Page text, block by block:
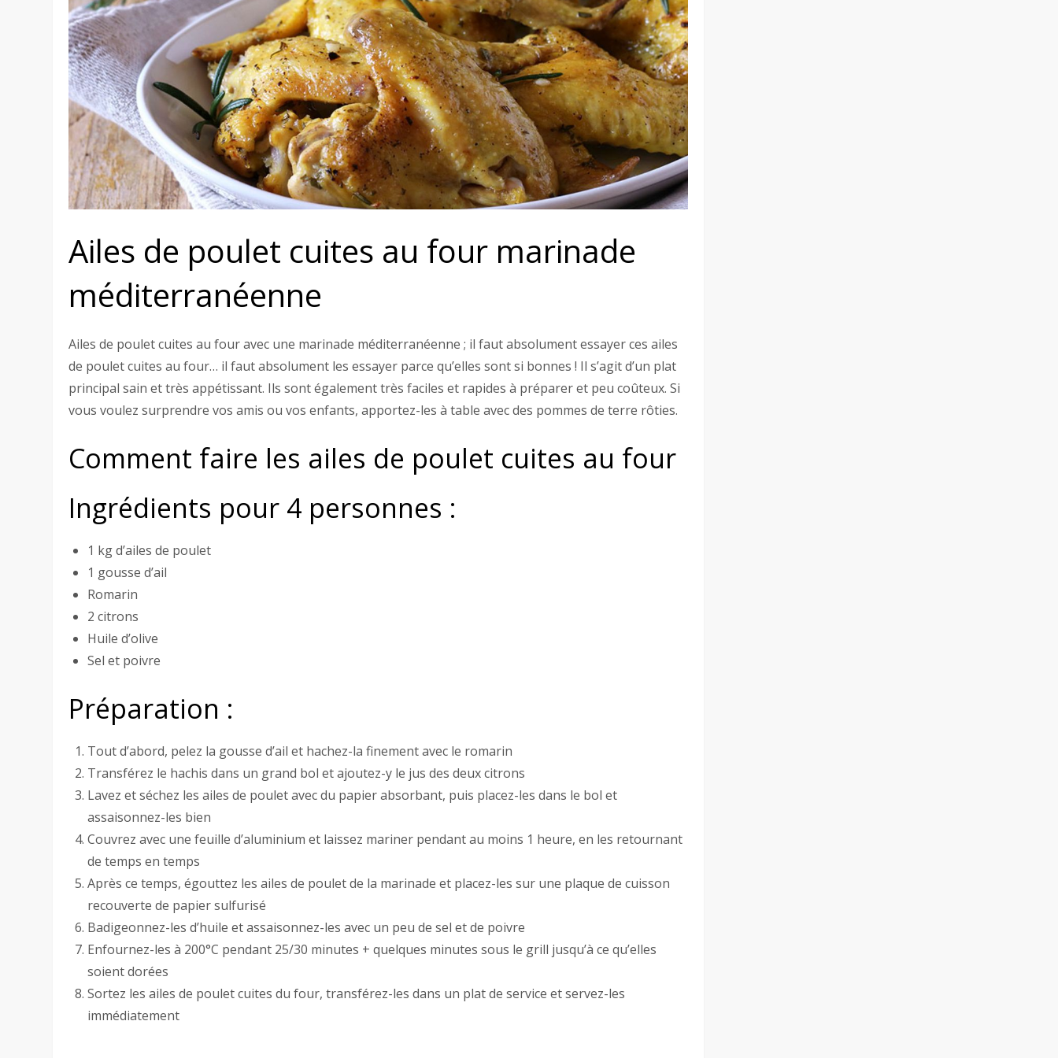
Ailes de poulet cuites au four marinade
méditerranéenne
Ailes de poulet cuites au four avec une marinade méditerranéenne ; il faut absolument essayer ces ailes
de poulet cuites au four… il faut absolument les essayer parce qu’elles sont si bonnes ! Il s’agit d’un plat
principal sain et très appétissant. Ils sont également très faciles et rapides à préparer et peu coûteux. Si
vous voulez surprendre vos amis ou vos enfants, apportez-les à table avec des pommes de terre rôties.
Comment faire les ailes de poulet cuites au four
Ingrédients pour 4 personnes :
1 kg d’ailes de poulet
1 gousse d’ail
Romarin
2 citrons
Huile d’olive
Sel et poivre
Préparation :
Tout d’abord, pelez la gousse d’ail et hachez-la finement avec le romarin
Transférez le hachis dans un grand bol et ajoutez-y le jus des deux citrons
Lavez et séchez les ailes de poulet avec du papier absorbant, puis placez-les dans le bol et
assaisonnez-les bien
Couvrez avec une feuille d’aluminium et laissez mariner pendant au moins 1 heure, en les retournant
de temps en temps
Après ce temps, égouttez les ailes de poulet de la marinade et placez-les sur une plaque de cuisson
recouverte de papier sulfurisé
Badigeonnez-les d’huile et assaisonnez-les avec un peu de sel et de poivre
Enfournez-les à 200°C pendant 25/30 minutes + quelques minutes sous le grill jusqu’à ce qu’elles
soient dorées
Sortez les ailes de poulet cuites du four, transférez-les dans un plat de service et servez-les
immédiatement